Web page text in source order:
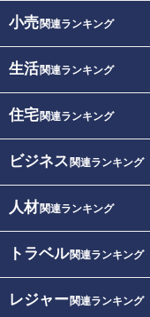
小売関連ランキング
生活関連ランキング
住宅関連ランキング
ビジネス 関連ランキング
人材関連ランキング
トラベル関連ランキング
レジャー関連ランキング